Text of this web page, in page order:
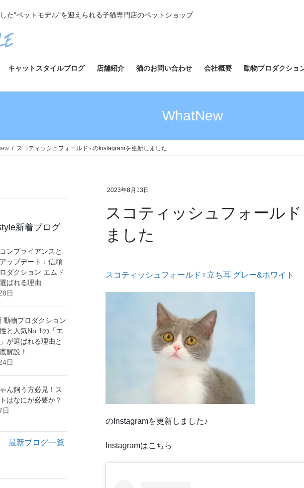
た"ペットモデル"を迎えられる子猫専門店のペットショップ
キャットスタイルブログ 店舗紹介 猫のお問い合わせ 会社概要 動物プロダクショ
WhatNew
スコティッシュフォールド♀のInstagramを更新しました
2023年8月13日
スコティッシュフォール
ました
スコティッシュフォールド♀立ち耳 グレー&ホワイト
のInstagramを更新しました♪
Instagramはこちら
新着ブログ
ンプライアンスと
ップデート：信頼
ダクション エムド
ばれる理由
日
動物プロダクション
と人気No.1の「エ
が選ばれる理由と
解説！
日
ん飼う方必見！ス
はなにが必要か？
日
最新ブログ一覧